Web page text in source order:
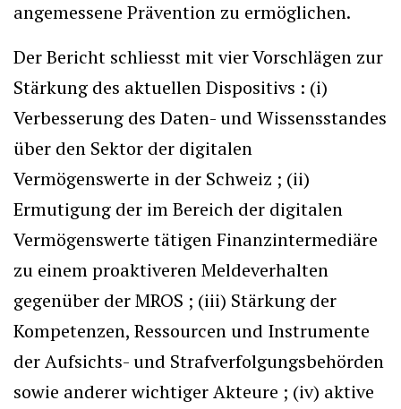
angemessene Prävention zu ermöglichen.
Der Bericht schliesst mit vier Vorschlägen zur
Stärkung des aktuellen Dispositivs : (i)
Verbesserung des Daten- und Wissensstandes
über den Sektor der digitalen
Vermögenswerte in der Schweiz ; (ii)
Ermutigung der im Bereich der digitalen
Vermögenswerte tätigen Finanzintermediäre
zu einem proaktiveren Meldeverhalten
gegenüber der MROS ; (iii) Stärkung der
Kompetenzen, Ressourcen und Instrumente
der Aufsichts- und Strafverfolgungsbehörden
sowie anderer wichtiger Akteure ; (iv) aktive